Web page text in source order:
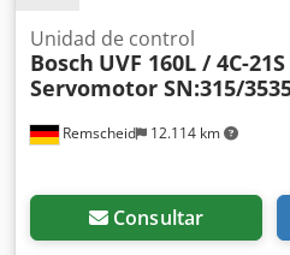
Remscheid 12.114 km
Unidad de control
Bosch UVF 160L / 4C-21S
Servomotor SN:315/
Consultar